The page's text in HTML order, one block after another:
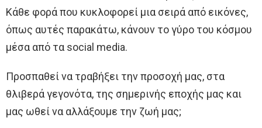
Κάθε φορά που κυκλοφορεί μια σειρά από εικόνες,
όπως αυτές παρακάτω, κάνουν το γύρο του κόσμου
μέσα από τα social media.
Προσπαθεί να τραβήξει την προσοχή μας, στα
θλιβερά γεγονότα, της σημερινής εποχής μας και
μας ωθεί να αλλάξουμε την ζωή μας;